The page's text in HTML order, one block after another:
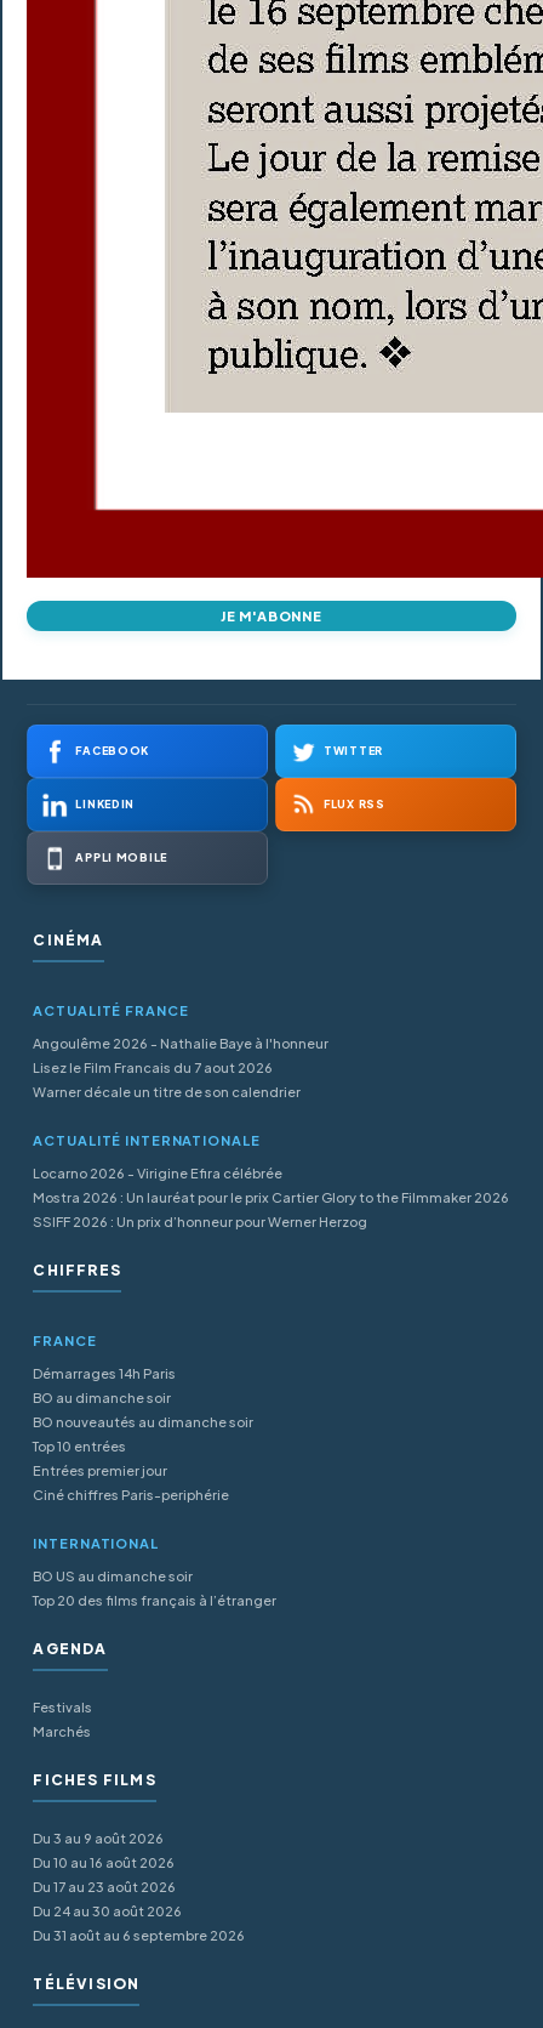
JE M'ABONNE
FACEBOOK TWITTER
LINKEDIN FLUX RSS
APPLI MOBILE
CINÉMA
ACTUALITÉ FRANCE
Angoulême 2026 - Nathalie Baye à l'honneur
Lisez le Film Francais du 7 aout 2026
Warner décale un titre de son calendrier
ACTUALITÉ INTERNATIONALE
Locarno 2026 - Virigine Efira célébrée
Mostra 2026 : Un lauréat pour le prix Cartier Glory to the Filmmaker 2026
SSIFF 2026 : Un prix d’honneur pour Werner Herzog
CHIFFRES
FRANCE
Démarrages 14h Paris
BO au dimanche soir
BO nouveautés au dimanche soir
Top 10 entrées
Entrées premier jour
Ciné chiffres Paris-periphérie
INTERNATIONAL
BO US au dimanche soir
Top 20 des films français à l’étranger
AGENDA
Festivals
Marchés
FICHES FILMS
Du 3 au 9 août 2026
Du 10 au 16 août 2026
Du 17 au 23 août 2026
Du 24 au 30 août 2026
Du 31 août au 6 septembre 2026
TÉLÉVISION